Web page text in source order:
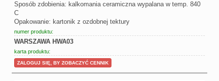
Sposób zdobienia: kalkomania ceramiczna wypalana w temp. 840
C
Opakowanie: kartonik z ozdobnej tektury
numer produktu:
WARSZAWA HWA03
karta produktu:
ZALOGUJ SIĘ, BY ZOBACZYĆ CENNIK